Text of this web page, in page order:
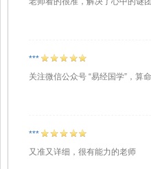
***
关注微信公众号 “易经国学”，算
***
又准又详细，很有能力的老师